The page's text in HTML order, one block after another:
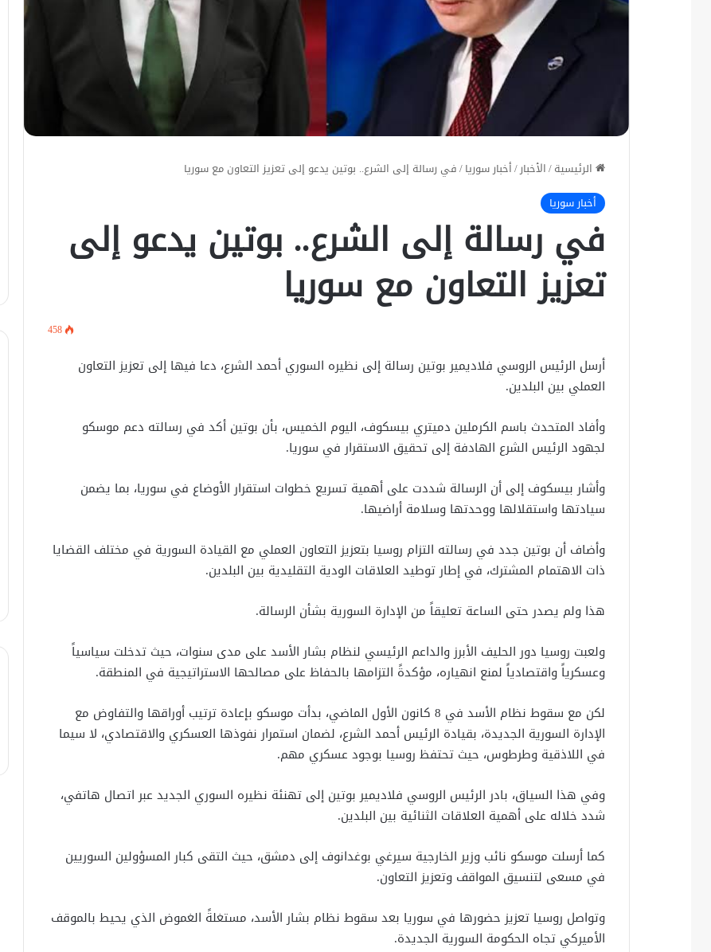
الرئيسية/الأخبار/أخبار سوريا/في رسالة إلى الشرع.. بوتين يدعو إلى تعزيز التعاون مع سوريا
أخبار سوريا
في رسالة إلى الشرع.. بوتين يدعو إلى
تعزيز التعاون مع سوريا
458
أرسل الرئيس الروسي فلاديمير بوتين رسالة إلى نظيره السوري أحمد الشرع، دعا فيها إلى تعزيز التعاون
العملي بين البلدين.
وأفاد المتحدث باسم الكرملين دميتري بيسكوف، اليوم الخميس، بأن بوتين أكد في رسالته دعم موسكو
لجهود الرئيس الشرع الهادفة إلى تحقيق الاستقرار في سوريا.
وأشار بيسكوف إلى أن الرسالة شددت على أهمية تسريع خطوات استقرار الأوضاع في سوريا، بما يضمن
سيادتها واستقلالها ووحدتها وسلامة أراضيها.
وأضاف أن بوتين جدد في رسالته التزام روسيا بتعزيز التعاون العملي مع القيادة السورية في مختلف القضايا
ذات الاهتمام المشترك، في إطار توطيد العلاقات الودية التقليدية بين البلدين.
هذا ولم يصدر حتى الساعة تعليقاً من الإدارة السورية بشأن الرسالة.
ولعبت روسيا دور الحليف الأبرز والداعم الرئيسي لنظام بشار الأسد على مدى سنوات، حيث تدخلت سياسياً
وعسكرياً واقتصادياً لمنع انهياره، مؤكدةً التزامها بالحفاظ على مصالحها الاستراتيجية في المنطقة.
لكن مع سقوط نظام الأسد في 8 كانون الأول الماضي، بدأت موسكو بإعادة ترتيب أوراقها والتفاوض مع
الإدارة السورية الجديدة، بقيادة الرئيس أحمد الشرع، لضمان استمرار نفوذها العسكري والاقتصادي، لا سيما
في اللاذقية وطرطوس، حيث تحتفظ روسيا بوجود عسكري مهم.
وفي هذا السياق، بادر الرئيس الروسي فلاديمير بوتين إلى تهنئة نظيره السوري الجديد عبر اتصال هاتفي،
شدد خلاله على أهمية العلاقات الثنائية بين البلدين.
كما أرسلت موسكو نائب وزير الخارجية سيرغي بوغدانوف إلى دمشق، حيث التقى كبار المسؤولين السوريين
في مسعى لتنسيق المواقف وتعزيز التعاون.
وتواصل روسيا تعزيز حضورها في سوريا بعد سقوط نظام بشار الأسد، مستغلةً الغموض الذي يحيط بالموقف
الأميركي تجاه الحكومة السورية الجديدة.
في اتصال هاتفي .. وزير الخارجيّة
السوري يبحث مع نظيره الفرنسي آخر
الرئيس الشرع يستقبل وفد من شركة
لبحث العلاقات الثنائيّة .. الرئيس الشرع
يتسقبل وزير الخارجيّة العراقي في
لبحث سبل تعزيز التعليم العالي في
سوريا.. الهيئة الألمانيّة تنظم فعاليّة
أكادميّة في بلجيكا.
في خطوة لاستئناف تقديم الخدمات
القنصليّة .. أمريكا تمنح الاعتماد القنصلي
للسفارة السوريّة في واشنطن.
المدنيين في ريف درعا
الإحتلال الإسرائيلي يتحرك في جبل
الشيخ غربي دمشق ويبني مستشفى
مصدر أمني: التحقيق مستمر في وفاة